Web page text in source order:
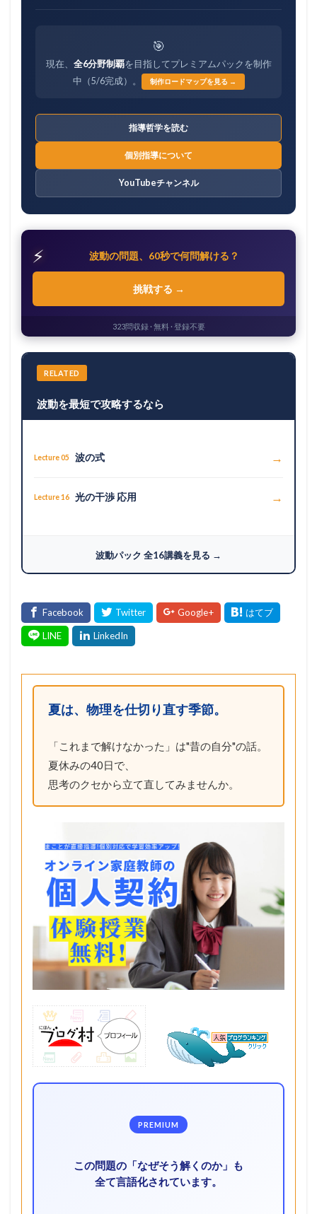
🎯
現在、 全6分野制覇を目指してプレミアムパックを制作
中（5/6完成）。
制作ロードマップを見る →
指導哲学を読む
個別指導について
YouTubeチャンネル
⚡ 波動の問題、60秒で何問解ける？
挑戦する →
323問収録 · 無料 · 登録不要
RELATED
波動を最短で攻略するなら
Lecture 05 波の式 →
Lecture 16 光の干渉 応用 →
波動パック 全16講義を見る →
夏は、物理を仕切り直す季節。
「これまで解けなかった」は"昔の自分"の話。
夏休みの40日で、
思考のクセから立て直してみませんか。
PREMIUM
この問題の「なぜそう解くのか」も
全て言語化されています。